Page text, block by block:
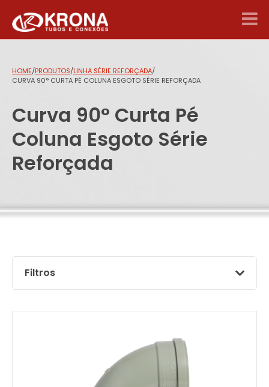
HOME/PRODUTOS/LINHA SÉRIE REFORÇADA/
CURVA 90° CURTA PÉ COLUNA ESGOTO SÉRIE REFORÇADA
Curva 90° Curta Pé
Coluna Esgoto Série
Reforçada
Filtros